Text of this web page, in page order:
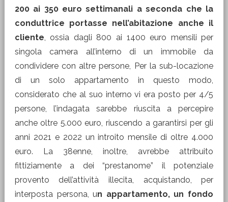
200 ai 350 euro settimanali a seconda che la
conduttrice portasse nell’abitazione anche il
cliente, ossia dagli 800 ai 1400 euro mensili per
singola camera all’interno di un immobile da
condividere con altre persone, Per la sub-locazione
di un solo appartamento in questo modo,
considerato che al suo interno vi era posto per 4/5
persone, l’indagata sarebbe riuscita a percepire
anche oltre 5.000 euro, riuscendo a garantirsi per gli
anni 2021 e 2022 un introito mensile di oltre 4.000
euro. La 38enne, inoltre, avrebbe attribuito
fittiziamente a dei “prestanome” il potenziale
provento dell’attività illecita, acquistando, per
interposta persona, un appartamento, un fondo